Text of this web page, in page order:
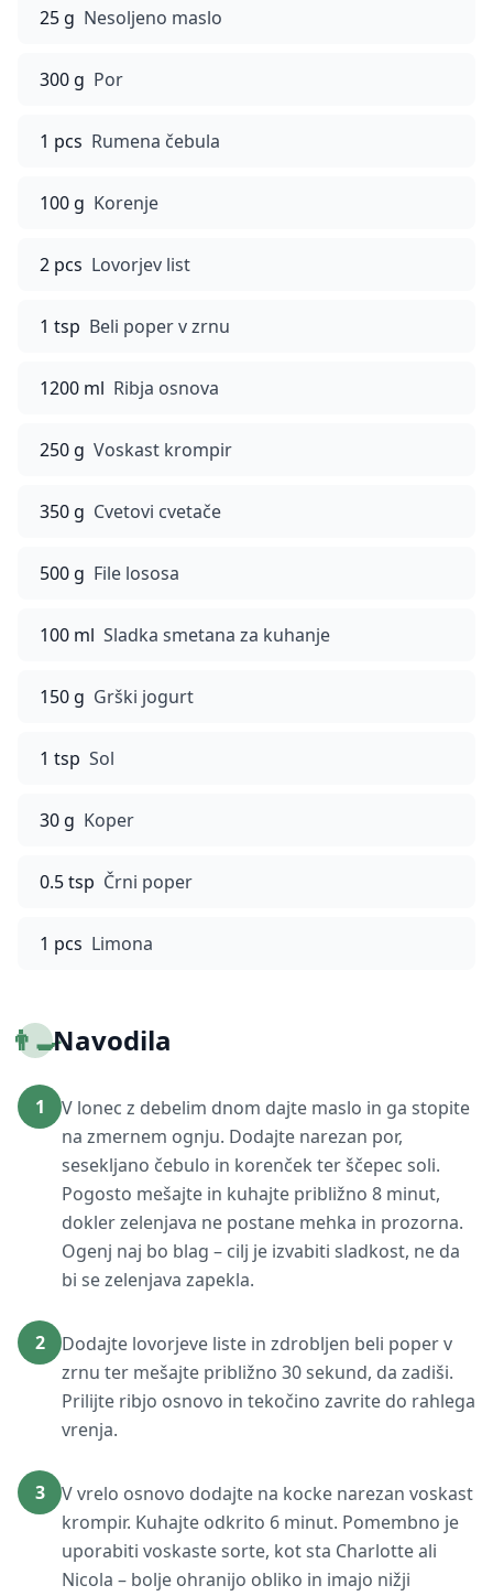
25 g Nesoljeno maslo
300 g Por
1 pcs Rumena čebula
100 g Korenje
2 pcs Lovorjev list
1 tsp Beli poper v zrnu
1200 ml Ribja osnova
250 g Voskast krompir
350 g Cvetovi cvetače
500 g File lososa
100 ml Sladka smetana za kuhanje
150 g Grški jogurt
1 tsp Sol
30 g Koper
0.5 tsp Črni poper
1 pcs Limona
👨‍🍳Navodila
1
V lonec z debelim dnom dajte maslo in ga stopite
na zmernem ognju. Dodajte narezan por,
sesekljano čebulo in korenček ter ščepec soli.
Pogosto mešajte in kuhajte približno 8 minut,
dokler zelenjava ne postane mehka in prozorna.
Ogenj naj bo blag – cilj je izvabiti sladkost, ne da
bi se zelenjava zapekla.
2
Dodajte lovorjeve liste in zdrobljen beli poper v
zrnu ter mešajte približno 30 sekund, da zadiši.
Prilijte ribjo osnovo in tekočino zavrite do rahlega
vrenja.
3
V vrelo osnovo dodajte na kocke narezan voskast
krompir. Kuhajte odkrito 6 minut. Pomembno je
uporabiti voskaste sorte, kot sta Charlotte ali
Nicola – bolje ohranijo obliko in imajo nižji